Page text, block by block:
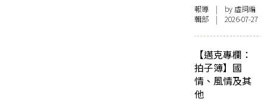
報導 | by 虛詞編
輯部 | 2026-07-27
【邁克專欄：
拍子簿】國
情、風情及其
他